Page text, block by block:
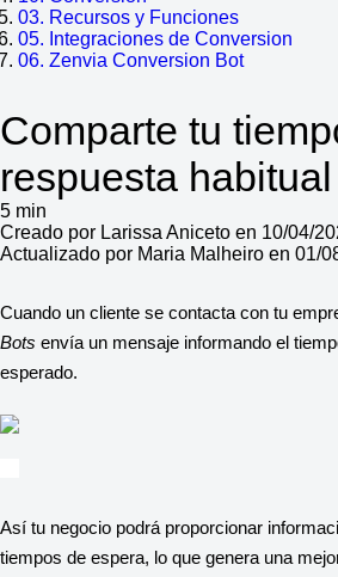
03. Recursos y Funciones
05. Integraciones de Conversion
06. Zenvia Conversion Bot
Comparte tu
respuesta habitual
5 min
Creado por Larissa Aniceto en 10/04/
Actualizado por Maria Malheiro en 01/
Cuando un cliente se contacta con tu
Bots envía un mensaje informando el
esperado.
Así tu negocio podrá proporcionar
tiempos de espera, lo que genera una